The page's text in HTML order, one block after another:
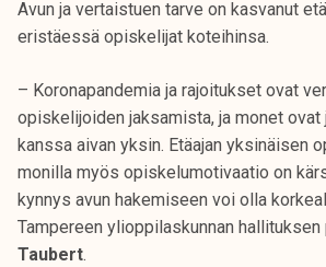
o
k
e
a
k
o
u
l
Avun ja vertaistuen tarve on kasvanut
eristäessä opiskelijat koteihinsa.
– Koronapandemia ja rajoitukset ovat
opiskelijoiden jaksamista, ja monet ovat
kanssa aivan yksin. Etäajan yksinäisen
monilla myös opiskelumotivaatio on
kynnys avun hakemiseen voi olla
Tampereen ylioppilaskunnan hallituksen
Taubert.